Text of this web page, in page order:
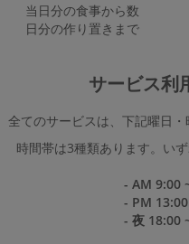
当日分の食事から数
日分の作り置きまで
サービス利
全てのサービスは、下記曜日・
時間帯は3種類あります。い
- AM 9:00
- PM
- 夜 18:00